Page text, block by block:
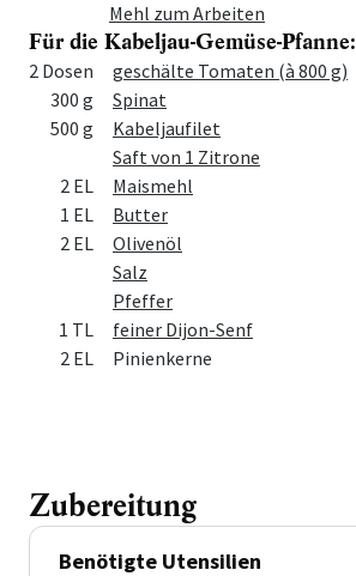
Mehl zum Arbeiten
Für die Kabeljau-Gemüse-Pfanne:
MengeZutat
2 Dosen
geschälte Tomaten (à 800 g)
300 g
Spinat
500 g
Kabeljaufilet
Saft von 1 Zitrone
2 EL
Maismehl
1 EL
Butter
2 EL
Olivenöl
Salz
Pfeffer
1 TL
feiner Dijon-Senf
2 EL
Pinienkerne
Zubereitung
Benötigte Utensilien